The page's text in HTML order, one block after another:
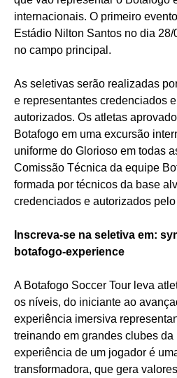
internacionais. O primeiro
Estádio Nilton Santos no dia
no campo principal.
As seletivas serão realizadas
e representantes credenciados e
autorizados. Os atletas
Botafogo em uma excursão
uniforme do Glorioso em todas
Comissão Técnica da equipe
formada por técnicos da base
credenciados e autorizados
Inscreva-se na seletiva em:
botafogo-experience
A Botafogo Soccer Tour leva
os níveis, do iniciante ao
experiência imersiva
treinando em grandes clubes da
experiência de um jogador é
transformadora, que gera